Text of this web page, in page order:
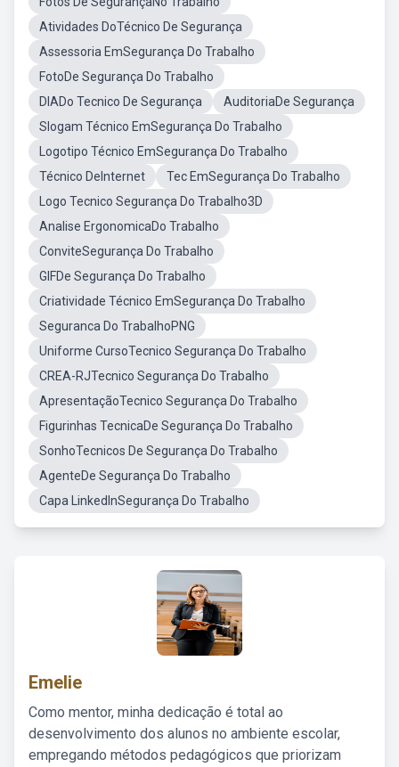
Atividades DoTécnico De Segurança
Assessoria EmSegurança Do Trabalho
FotoDe Segurança Do Trabalho
DIADo Tecnico De Segurança
AuditoriaDe Segurança
Slogam Técnico EmSegurança Do Trabalho
Logotipo Técnico EmSegurança Do Trabalho
Técnico DeInternet
Tec EmSegurança Do Trabalho
Logo Tecnico Segurança Do Trabalho3D
Analise ErgonomicaDo Trabalho
ConviteSegurança Do Trabalho
GIFDe Segurança Do Trabalho
Criatividade Técnico EmSegurança Do Trabalho
Seguranca Do TrabalhoPNG
Uniforme CursoTecnico Segurança Do Trabalho
CREA-RJTecnico Segurança Do Trabalho
ApresentaçãoTecnico Segurança Do Trabalho
Figurinhas TecnicaDe Segurança Do Trabalho
SonhoTecnicos De Segurança Do Trabalho
AgenteDe Segurança Do Trabalho
Capa LinkedInSegurança Do Trabalho
Emelie
Como mentor, minha dedicação é total ao
desenvolvimento dos alunos no ambiente escolar,
empregando métodos pedagógicos que priorizam